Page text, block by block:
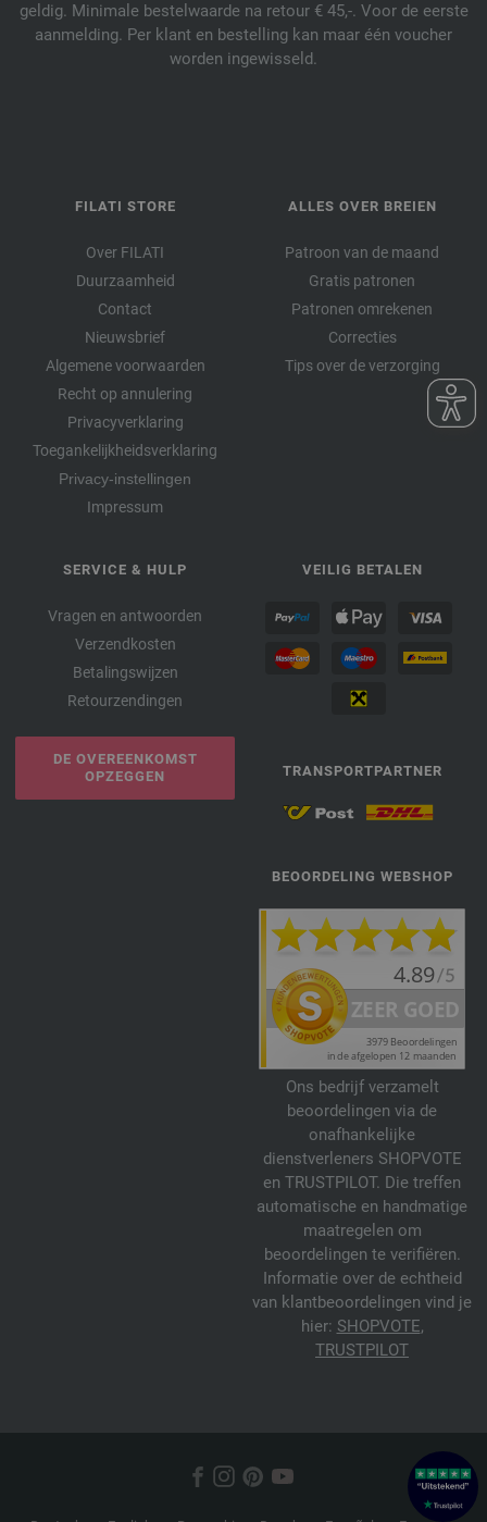
geldig. Minimale bestelwaarde na retour € 45,-. Voor de eerste
aanmelding. Per klant en bestelling kan maar één voucher
worden ingewisseld.
FILATI STORE
Over FILATI
Duurzaamheid
Contact
Nieuwsbrief
Algemene voorwaarden
Recht op annulering
Privacyverklaring
Toegankelijkheidsverklaring
Privacy-instellingen
Impressum
ALLES OVER BREIEN
Patroon van de maand
Gratis patronen
Patronen omrekenen
Correcties
Tips over de verzorging
SERVICE & HULP
Vragen en antwoorden
Verzendkosten
Betalingswijzen
Retourzendingen
DE OVEREENKOMST
OPZEGGEN
VEILIG BETALEN
TRANSPORTPARTNER
BEOORDELING WEBSHOP
Ons bedrijf verzamelt
beoordelingen via de
onafhankelijke
dienstverleners SHOPVOTE
en TRUSTPILOT. Die treffen
automatische en handmatige
maatregelen om
beoordelingen te verifiëren.
Informatie over de echtheid
van klantbeoordelingen vind je
hier: SHOPVOTE,
TRUSTPILOT